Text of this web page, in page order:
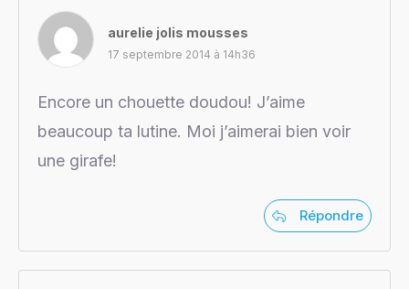
aurelie jolis mousses
17 septembre 2014 à 14h36
Encore un chouette doudou! J’aime
beaucoup ta lutine. Moi j’aimerai bien voir
une girafe!
Répondre